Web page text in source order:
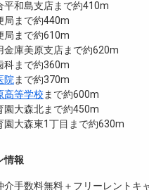
平和島支店まで約410m
局まで約440m
局まで約610m
金庫美原支店まで約620m
科まで約360m
院 まで約370m
高等学校 まで約600m
園大森北まで約450m
園大森東1丁目まで約630m
情報
介手数料無料＋ フリーレント キ